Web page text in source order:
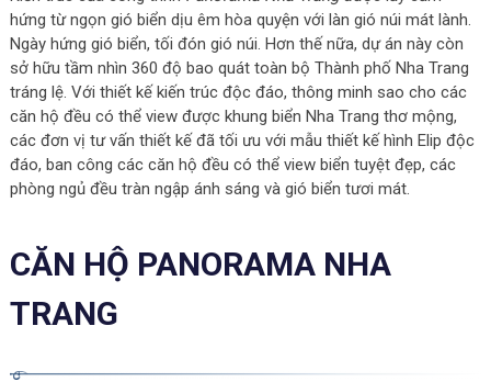
hứng từ ngọn gió biển dịu êm hòa quyện với làn gió núi mát lành.
Ngày hứng gió biển, tối đón gió núi. Hơn thế nữa, dự án này còn
sở hữu tầm nhìn 360 độ bao quát toàn bộ Thành phố Nha Trang
tráng lệ. Với thiết kế kiến trúc độc đáo, thông minh sao cho các
căn hộ đều có thể view được khung biển Nha Trang thơ mộng,
các đơn vị tư vấn thiết kế đã tối ưu với mẫu thiết kế hình Elip độc
đáo, ban công các căn hộ đều có thể view biển tuyệt đẹp, các
phòng ngủ đều tràn ngập ánh sáng và gió biển tươi mát.
CĂN HỘ PANORAMA NHA
TRANG